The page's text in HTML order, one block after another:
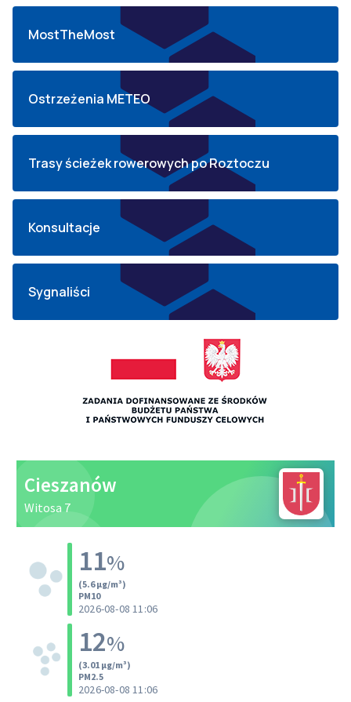
MostTheMost
Ostrzeżenia METEO
Trasy ścieżek rowerowych po Roztoczu
Konsultacje
Sygnaliści